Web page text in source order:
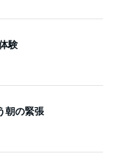
験
朝の緊張